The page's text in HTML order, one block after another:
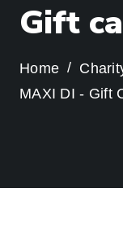
Gift ca
Home
MAXI DI - Gift